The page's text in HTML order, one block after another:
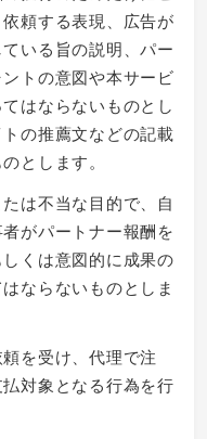
頼する表現、広告が
いる旨の説明、パー
トの意図や本サービ
はならないものとし
の推薦文などの記載
とします。
は不当な目的で、自
がパートナー報酬を
くは意図的に成果の
ならないものとしま
を受け、代理で注
対象となる行為を行